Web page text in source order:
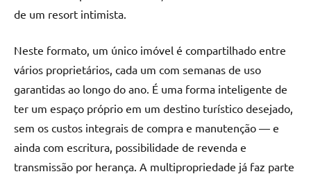
de um resort intimista.
Neste formato, um único imóvel é compartilhado entre
vários proprietários, cada um com semanas de uso
garantidas ao longo do ano. É uma forma inteligente de
ter um espaço próprio em um destino turístico desejado,
sem os custos integrais de compra e manutenção — e
ainda com escritura, possibilidade de revenda e
transmissão por herança. A multipropriedade já faz parte